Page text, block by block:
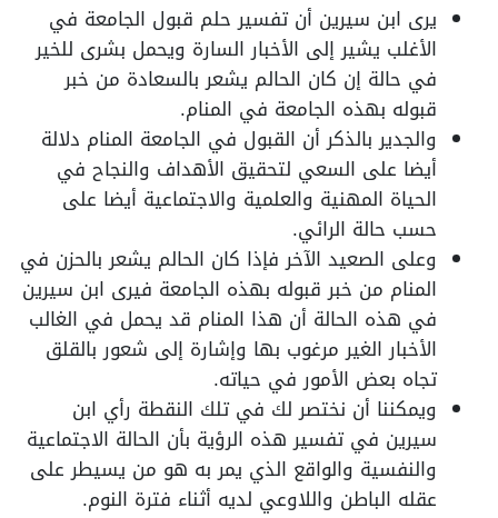
يرى ابن سيرين أن تفسير حلم قبول الجامعة في
الأغلب يشير إلى الأخبار السارة ويحمل بشرى للخير
في حالة إن كان الحالم يشعر بالسعادة من خبر
قبوله بهذه الجامعة في المنام.
والجدير بالذكر أن القبول في الجامعة المنام دلالة
أيضا على السعي لتحقيق الأهداف والنجاح في
الحياة المهنية والعلمية والاجتماعية أيضا على
حسب حالة الرائي.
وعلى الصعيد الآخر فإذا كان الحالم يشعر بالحزن في
المنام من خبر قبوله بهذه الجامعة فيرى ابن سيرين
في هذه الحالة أن هذا المنام قد يحمل في الغالب
الأخبار الغير مرغوب بها وإشارة إلى شعور بالقلق
تجاه بعض الأمور في حياته.
ويمكننا أن نختصر لك في تلك النقطة رأي ابن
سيرين في تفسير هذه الرؤية بأن الحالة الاجتماعية
والنفسية والواقع الذي يمر به هو من يسيطر على
عقله الباطن واللاوعي لديه أثناء فترة النوم.